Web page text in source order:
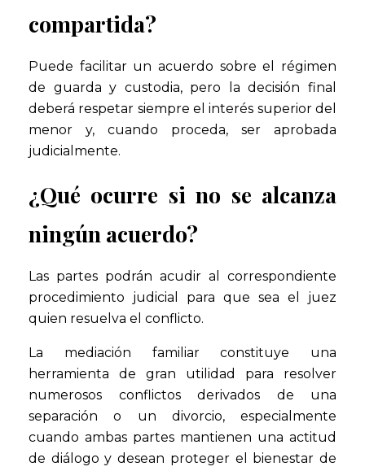
compartida?
Puede facilitar un acuerdo sobre el régimen
de guarda y custodia, pero la decisión final
deberá respetar siempre el interés superior del
menor y, cuando proceda, ser aprobada
judicialmente.
¿Qué ocurre si no se alcanza
ningún acuerdo?
Las partes podrán acudir al correspondiente
procedimiento judicial para que sea el juez
quien resuelva el conflicto.
La mediación familiar constituye una
herramienta de gran utilidad para resolver
numerosos conflictos derivados de una
separación o un divorcio, especialmente
cuando ambas partes mantienen una actitud
de diálogo y desean proteger el bienestar de